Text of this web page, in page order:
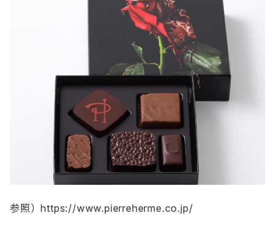
参照）https://www.pierreherme.co.jp/